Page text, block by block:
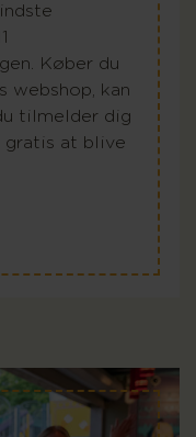
Køber du
webshop, kan
tilmelder dig
gratis at blive